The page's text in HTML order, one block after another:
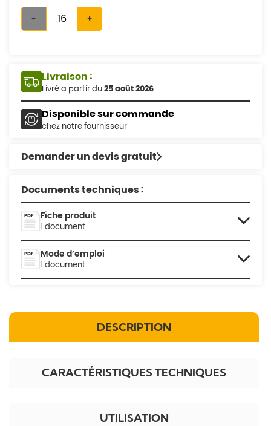
- +
Livraison :
Livré a partir du25 août 2026
Disponible sur commande
chez notre fournisseur
Demander un devis gratuit
Documents techniques :
Fiche produit
1 document
Mode d’emploi
1 document
DESCRIPTION
CARACTÉRISTIQUES TECHNIQUES
UTILISATION